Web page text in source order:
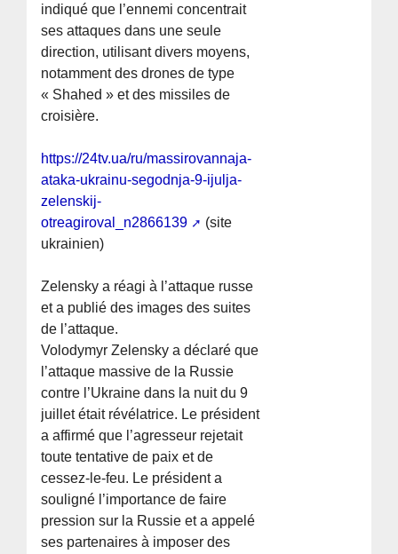
indiqué que l’ennemi concentrait
ses attaques dans une seule
direction, utilisant divers moyens,
notamment des drones de type
« Shahed » et des missiles de
croisière.
https://24tv.ua/ru/massirovannaja-
ataka-ukrainu-segodnja-9-ijulja-
zelenskij-
otreagiroval_n2866139
(site
ukrainien)
Zelensky a réagi à l’attaque russe
et a publié des images des suites
de l’attaque.
Volodymyr Zelensky a déclaré que
l’attaque massive de la Russie
contre l’Ukraine dans la nuit du 9
juillet était révélatrice. Le président
a affirmé que l’agresseur rejetait
toute tentative de paix et de
cessez-le-feu. Le président a
souligné l’importance de faire
pression sur la Russie et a appelé
ses partenaires à imposer des